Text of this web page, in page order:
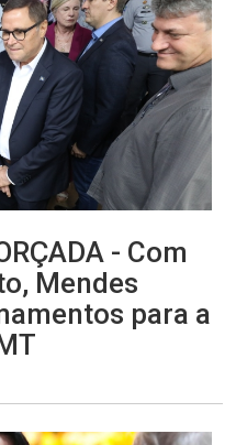
- Com
Mendes
para a